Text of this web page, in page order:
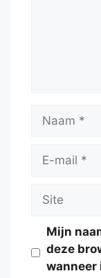
Naam
Site
Mijn
deze
wanneer